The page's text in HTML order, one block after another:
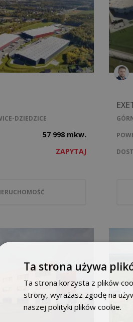
DZIEDZICE
57 998 mkw.
ZAPYTAJ
Ta strona używa
Ta strona korzysta z plików
strony, wyrażasz zgodę na
naszej polityki plików cookie.